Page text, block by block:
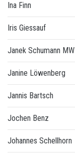
Ina Finn
Iris Giessauf
Janek Schumann MW
Janine Löwenberg
Jannis Bartsch
Jochen Benz
Johannes Schellhorn